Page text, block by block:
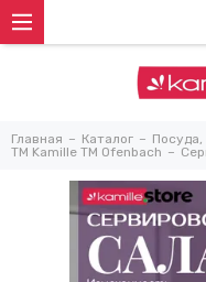
Главная Каталог
TM Kamille TM Ofenbach